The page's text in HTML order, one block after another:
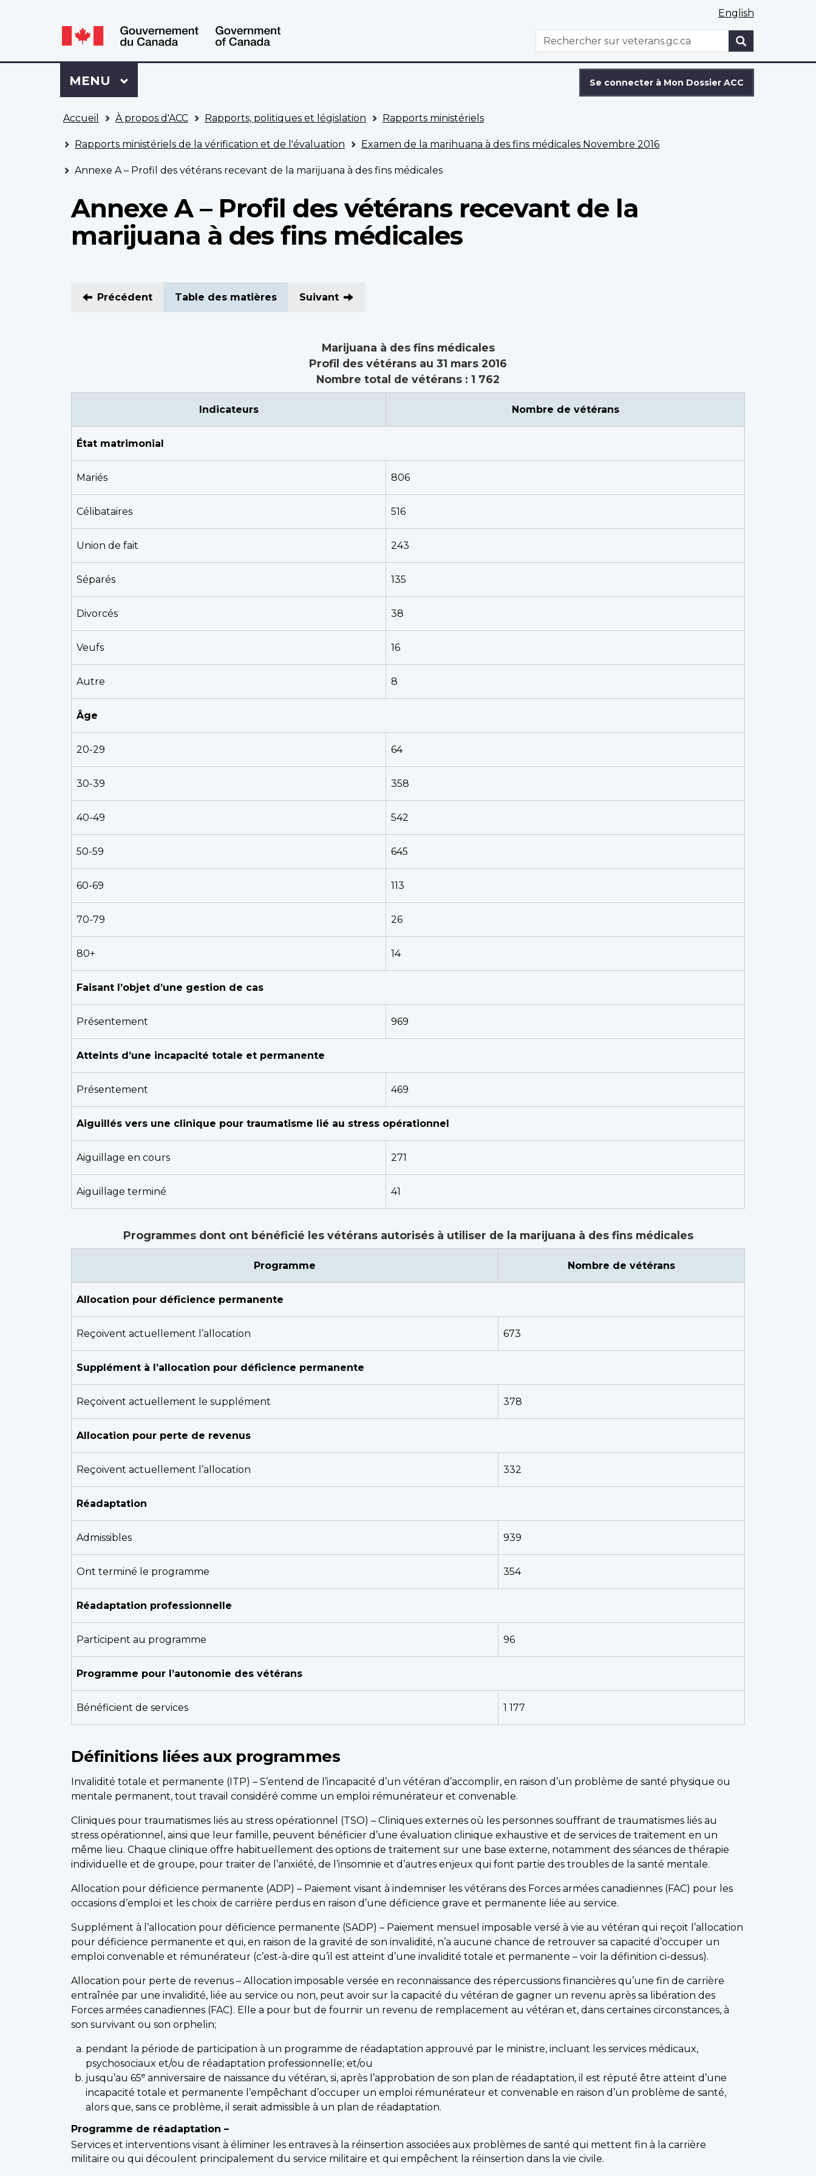
Language
switcher
Language
switcher
English
WxT
Search
Rechercher
Se
connecter
à
Dossier
ACC
Se connecter à Mon Dossier ACC
Menu
MENU PRINCIPAL
Accueil À propos d'ACC Rapports, politiques et législation Rapports ministériels
Rapports ministériels de la vérification et de l'évaluation Examen de la marihuana à des fins médicales Novembre 2016
Annexe A – Profil des vétérans recevant de la marijuana à des fins médicales
Annexe A – Profil des vétérans recevant de la
marijuana à des fins médicales
Précédent Table des matières Suivant
Marijuana à des fins médicales
Profil des vétérans au 31 mars 2016
Nombre total de vétérans : 1 762
Indicateurs Nombre de vétérans
État matrimonial
Mariés 806
Célibataires 516
Union de fait 243
Séparés 135
Divorcés 38
Veufs 16
Autre 8
Âge
20-29 64
30-39 358
40-49 542
50-59 645
60-69 113
70-79 26
80+ 14
Faisant l’objet d’une gestion de cas
Présentement 969
Atteints d’une incapacité totale et permanente
Présentement 469
Aiguillés vers une clinique pour traumatisme lié au stress opérationnel
Aiguillage en cours 271
Aiguillage terminé 41
Programmes dont ont bénéficié les vétérans autorisés à utiliser de la marijuana à des fins médicales
Programme Nombre de vétérans
Allocation pour déficience permanente
Reçoivent actuellement l’allocation 673
Supplément à l’allocation pour déficience permanente
Reçoivent actuellement le supplément 378
Allocation pour perte de revenus
Reçoivent actuellement l’allocation 332
Réadaptation
Admissibles 939
Ont terminé le programme 354
Réadaptation professionnelle
Participent au programme 96
Programme pour l’autonomie des vétérans
Bénéficient de services 1 177
Définitions liées aux programmes
Invalidité totale et permanente (ITP) – S’entend de l’incapacité d’un vétéran d’accomplir, en raison d’un problème de santé physique ou
mentale permanent, tout travail considéré comme un emploi rémunérateur et convenable.
Cliniques pour traumatismes liés au stress opérationnel (TSO) – Cliniques externes où les personnes souffrant de traumatismes liés au
stress opérationnel, ainsi que leur famille, peuvent bénéficier d’une évaluation clinique exhaustive et de services de traitement en un
même lieu. Chaque clinique offre habituellement des options de traitement sur une base externe, notamment des séances de thérapie
individuelle et de groupe, pour traiter de l’anxiété, de l’insomnie et d’autres enjeux qui font partie des troubles de la santé mentale.
Allocation pour déficience permanente (ADP) – Paiement visant à indemniser les vétérans des Forces armées canadiennes (FAC) pour les
occasions d’emploi et les choix de carrière perdus en raison d’une déficience grave et permanente liée au service.
Supplément à l’allocation pour déficience permanente (SADP) – Paiement mensuel imposable versé à vie au vétéran qui reçoit l’allocation
pour déficience permanente et qui, en raison de la gravité de son invalidité, n’a aucune chance de retrouver sa capacité d’occuper un
emploi convenable et rémunérateur (c’est-à-dire qu’il est atteint d’une invalidité totale et permanente – voir la définition ci-dessus).
Allocation pour perte de revenus – Allocation imposable versée en reconnaissance des répercussions financières qu’une fin de carrière
entraînée par une invalidité, liée au service ou non, peut avoir sur la capacité du vétéran de gagner un revenu après sa libération des
Forces armées canadiennes (FAC). Elle a pour but de fournir un revenu de remplacement au vétéran et, dans certaines circonstances, à
son survivant ou son orphelin;
pendant la période de participation à un programme de réadaptation approuvé par le ministre, incluant les services médicaux,
psychosociaux et/ou de réadaptation professionnelle; et/ou
jusqu’au 65e anniversaire de naissance du vétéran, si, après l’approbation de son plan de réadaptation, il est réputé être atteint d’une
incapacité totale et permanente l’empêchant d’occuper un emploi rémunérateur et convenable en raison d’un problème de santé,
alors que, sans ce problème, il serait admissible à un plan de réadaptation.
Programme de réadaptation –
Services et interventions visant à éliminer les entraves à la réinsertion associées aux problèmes de santé qui mettent fin à la carrière
militaire ou qui découlent principalement du service militaire et qui empêchent la réinsertion dans la vie civile.